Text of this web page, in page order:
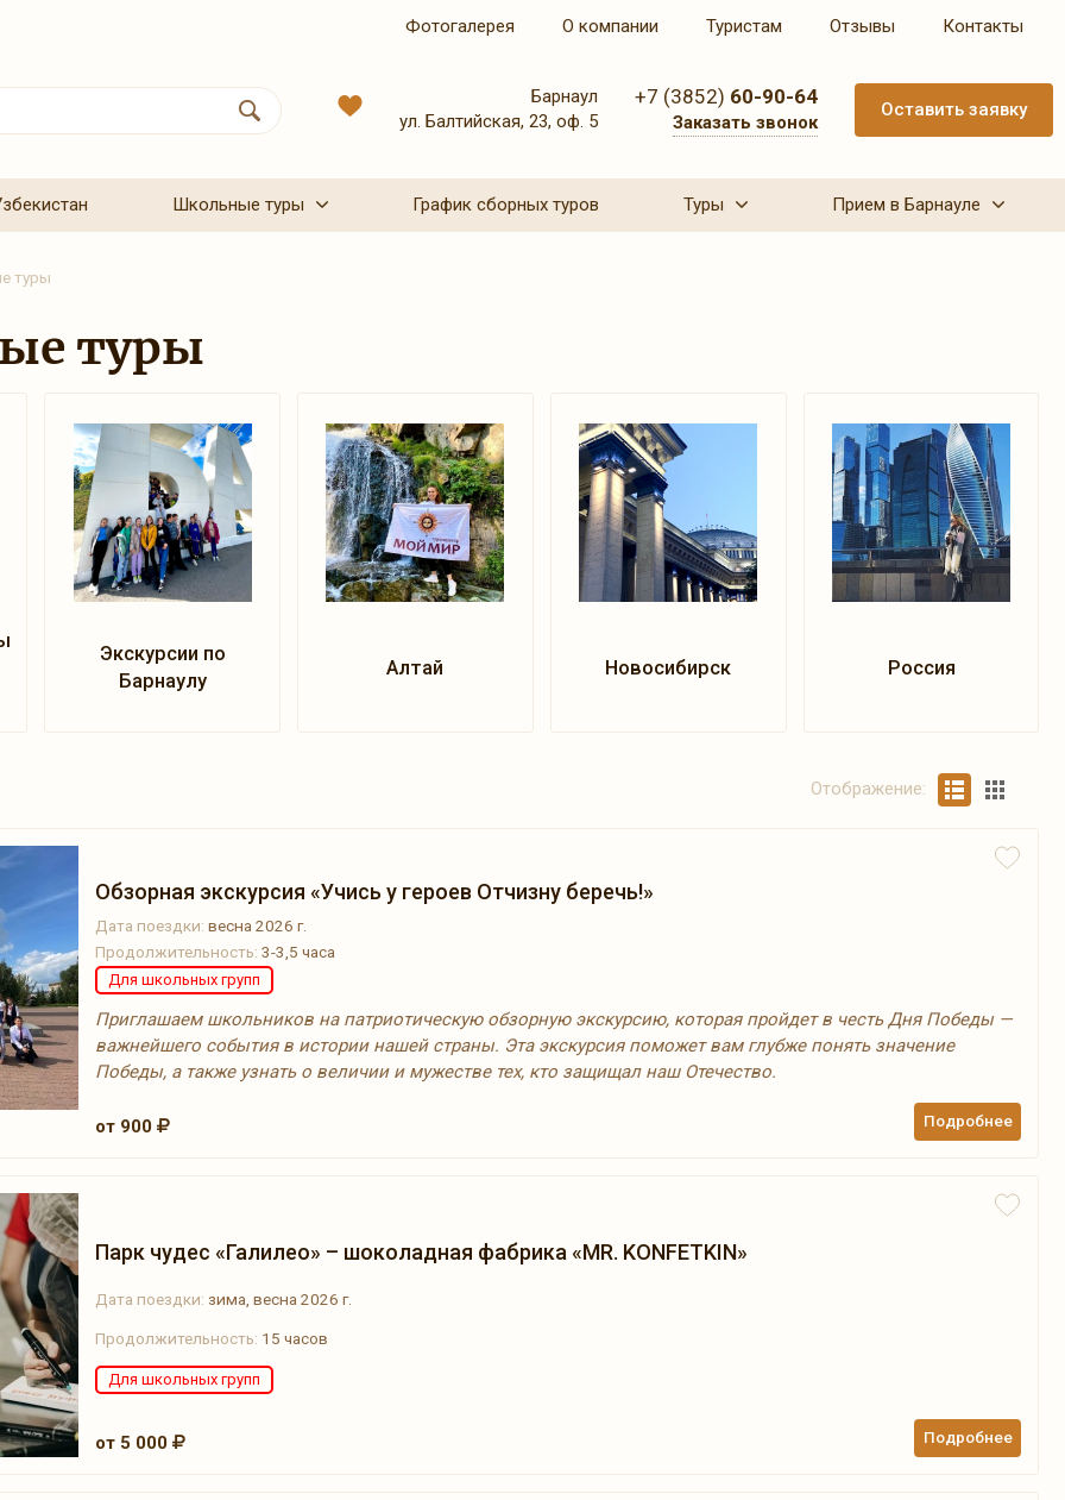
Фотогалерея О компании Туристам Отзывы Контакты
Барнаул
ул. Балтийская, 23, оф. 5
+7 (3852) 60-90-64
Заказать звонок
Оставить заявку
Школьные туры График сборных туров Туры Прием в Барнауле
туры
туры
Экскурсии по
Барнаулу
Алтай Новосибирск Россия
Отображение:
Обзорная экскурсия «Учись у героев Отчизну беречь!»
Дата поездки: весна 2026 г.
Продолжительность: 3-3,5 часа
Для школьных групп
Приглашаем школьников на патриотическую обзорную экскурсию, которая пройдет в честь Дня Победы —
важнейшего события в истории нашей страны. Эта экскурсия поможет вам глубже понять значение
Победы, а также узнать о величии и мужестве тех, кто защищал наш Отечество.
от 900 Подробнее
Парк чудес «Галилео» – шоколадная фабрика «MR. KONFETKIN»
Дата поездки: зима, весна 2026 г.
Продолжительность: 15 часов
Для школьных групп
от 5 000 Подробнее